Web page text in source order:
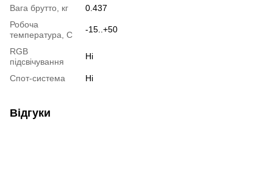
Вага брутто, кг
0.437
Робоча
температура, С
-15..+50
RGB
підсвічування
Ні
Спот-система Ні
Відгуки